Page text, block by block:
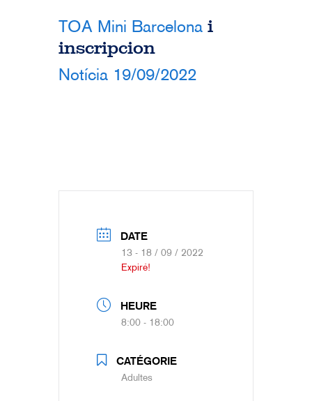
TOA Mini Barcelona i
inscripcion
Notícia 19/09/2022
DATE
13 - 18 / 09 / 2022
Expiré!
HEURE
8:00 - 18:00
CATÉGORIE
Adultes